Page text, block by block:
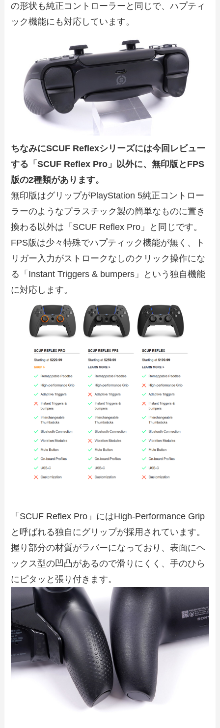
の形状も純正コントローラーと同じで、ハプティ
ック機能にも対応しています。
ちなみにSCUF Reflexシリーズには今回レビュー
する「SCUF Reflex Pro」以外に、無印版とFPS
版の2種類があります。
無印版はグリップがPlayStation 5純正コントロー
ラーのようなプラスチック製の簡単なものに置き
換わる以外は「SCUF Reflex Pro」と同じです。
FPS版は少々特殊でハプティック機能が無く、ト
リガー入力がストロークなしのクリック操作にな
る「Instant Triggers & bumpers」という独自機能
に対応します。
「SCUF Reflex Pro」にはHigh-Performance Grip
と呼ばれる独自にグリップが採用されています。
握り部分の材質がラバーになっており、表面にヘ
ックス型の凹凸があるので滑りにくく、手のひら
にピタッと張り付きます。